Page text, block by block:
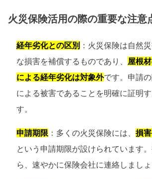
火災保険活用の際の重要な注意
経年劣化との区別 ：火災保険は自然
な損害を補償するものであり、 屋根
による経年劣化は対象外です。申請
による被害であることを明確に証明
す。
申請期限 ：多くの火災保険には、 損
という申請期限が設けられています
ら、速やかに保険会社に連絡しましょ